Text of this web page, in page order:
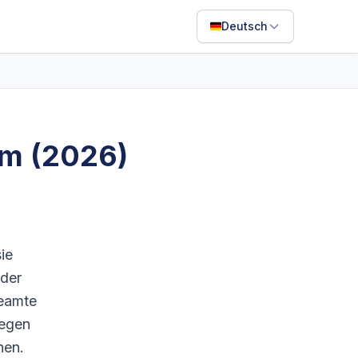
Deutsch
(2026)